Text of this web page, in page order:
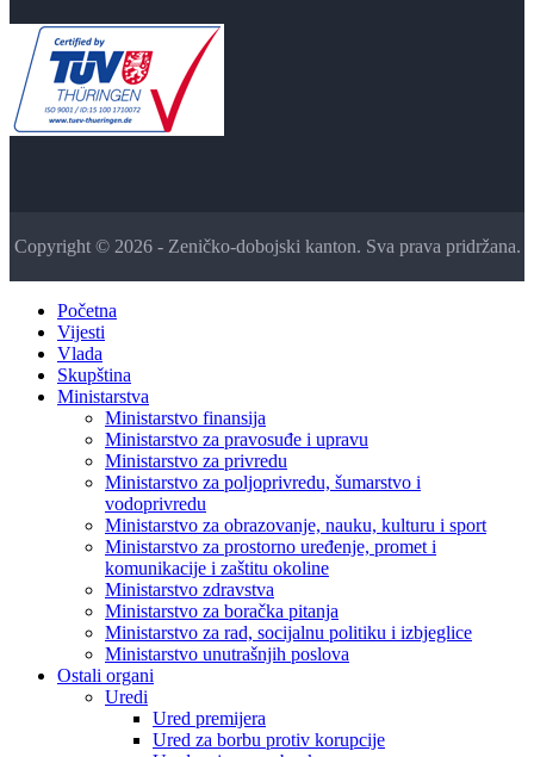
Copyright © 2026 - Zeničko-dobojski kanton. Sva prava pridržana.
Početna
Vijesti
Vlada
Skupština
Ministarstva
Ministarstvo finansija
Ministarstvo za pravosuđe i upravu
Ministarstvo za privredu
Ministarstvo za poljoprivredu, šumarstvo i
vodoprivredu
Ministarstvo za obrazovanje, nauku, kulturu i sport
Ministarstvo za prostorno uređenje, promet i
komunikacije i zaštitu okoline
Ministarstvo zdravstva
Ministarstvo za boračka pitanja
Ministarstvo za rad, socijalnu politiku i izbjeglice
Ministarstvo unutrašnjih poslova
Ostali organi
Uredi
Ured premijera
Ured za borbu protiv korupcije